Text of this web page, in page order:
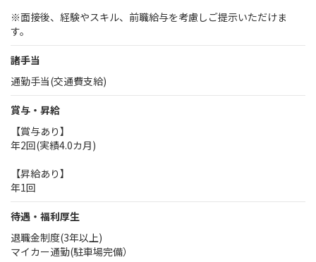
※面接後、経験やスキル、前職給与を考慮しご提示いただけま
す。
諸手当
通勤手当(交通費支給)
賞与・昇給
【賞与あり】
年2回(実績4.0カ月)
【昇給あり】
年1回
待遇・福利厚生
退職金制度(3年以上)
マイカー通勤(駐車場完備）